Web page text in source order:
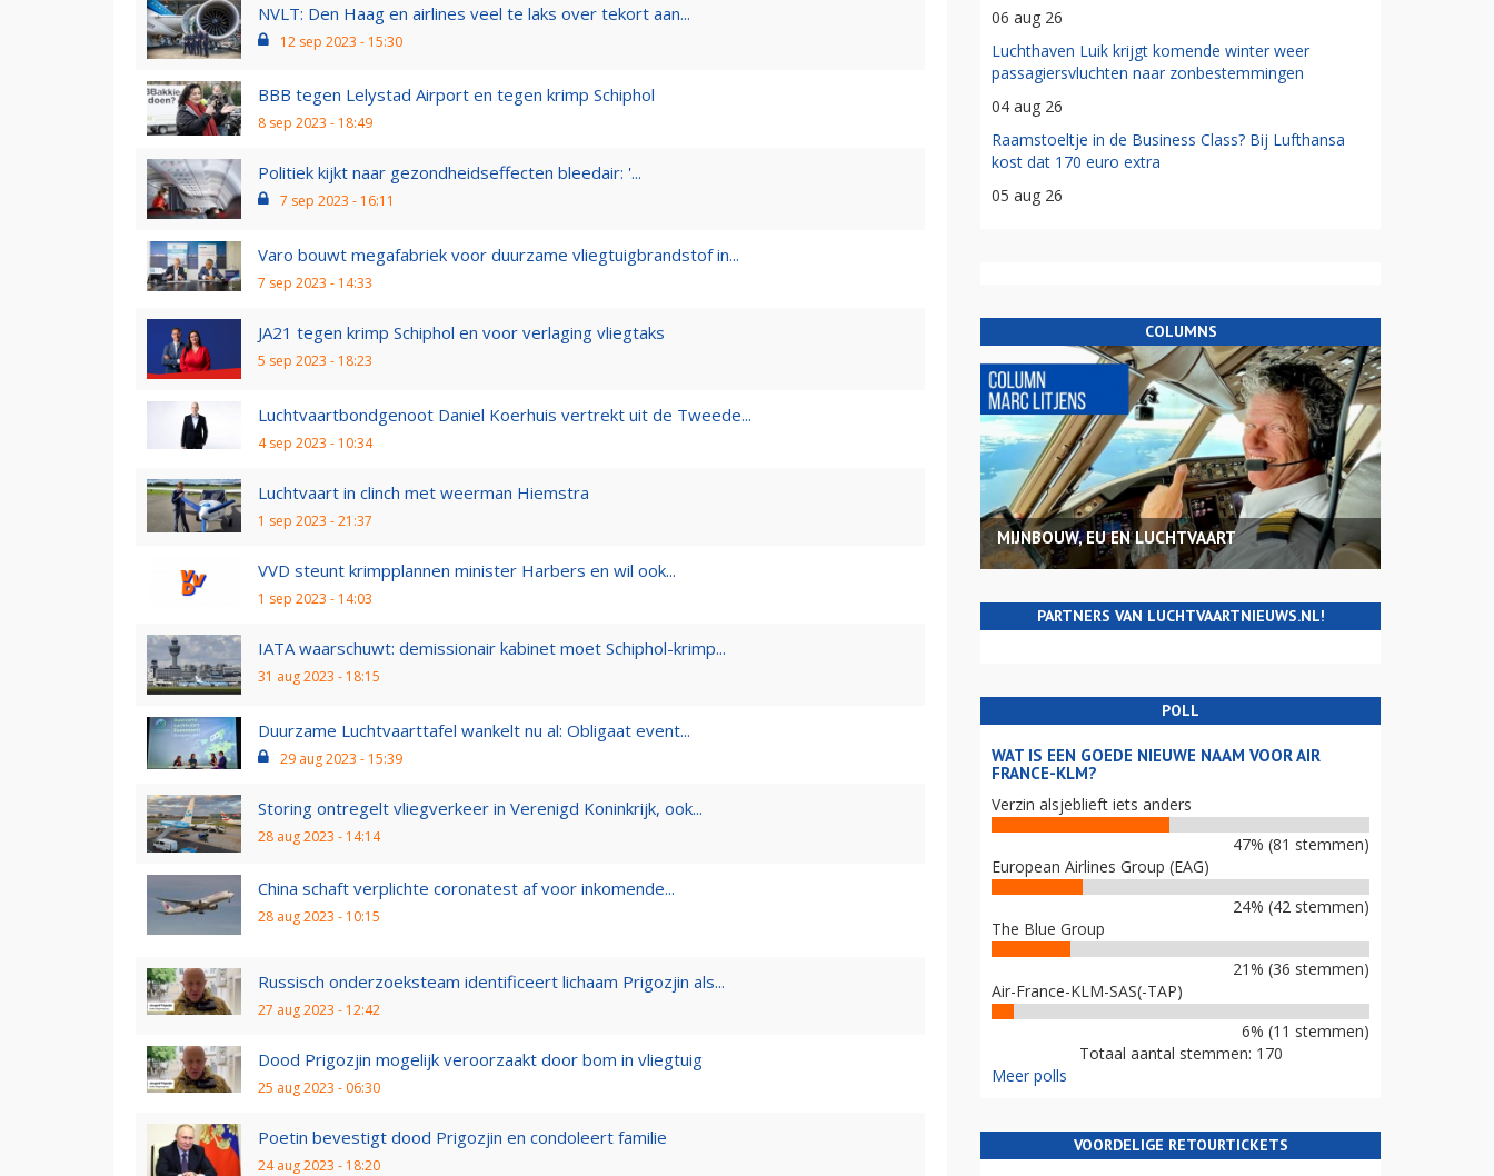
NVLT: Den Haag en airlines veel te laks over tekort aan...
12 sep 2023 - 15:30
BBB tegen Lelystad Airport en tegen krimp Schiphol
8 sep 2023 - 18:49
Politiek kijkt naar gezondheidseffecten bleedair: '...
7 sep 2023 - 16:11
Varo bouwt megafabriek voor duurzame vliegtuigbrandstof in...
7 sep 2023 - 14:33
JA21 tegen krimp Schiphol en voor verlaging vliegtaks
5 sep 2023 - 18:23
Luchtvaartbondgenoot Daniel Koerhuis vertrekt uit de Tweede...
4 sep 2023 - 10:34
Luchtvaart in clinch met weerman Hiemstra
1 sep 2023 - 21:37
VVD steunt krimpplannen minister Harbers en wil ook...
1 sep 2023 - 14:03
IATA waarschuwt: demissionair kabinet moet Schiphol-krimp...
31 aug 2023 - 18:15
Duurzame Luchtvaarttafel wankelt nu al: Obligaat event...
29 aug 2023 - 15:39
Storing ontregelt vliegverkeer in Verenigd Koninkrijk, ook...
28 aug 2023 - 14:14
China schaft verplichte coronatest af voor inkomende...
28 aug 2023 - 10:15
Russisch onderzoeksteam identificeert lichaam Prigozjin als...
27 aug 2023 - 12:42
Dood Prigozjin mogelijk veroorzaakt door bom in vliegtuig
25 aug 2023 - 06:30
Poetin bevestigt dood Prigozjin en condoleert familie
24 aug 2023 - 18:20
06 aug 26
Luchthaven Luik krijgt komende winter weer
passagiersvluchten naar zonbestemmingen
04 aug 26
Raamstoeltje in de Business Class? Bij Lufthansa
kost dat 170 euro extra
05 aug 26
COLUMNS
MIJNBOUW, EU EN LUCHTVAART
PARTNERS VAN LUCHTVAARTNIEUWS.NL!
POLL
WAT IS EEN GOEDE NIEUWE NAAM VOOR AIR
FRANCE-KLM?
Verzin alsjeblieft iets anders
47% (81 stemmen)
European Airlines Group (EAG)
24% (42 stemmen)
The Blue Group
21% (36 stemmen)
Air-France-KLM-SAS(-TAP)
6% (11 stemmen)
Totaal aantal stemmen: 170
Meer polls
VOORDELIGE RETOURTICKETS